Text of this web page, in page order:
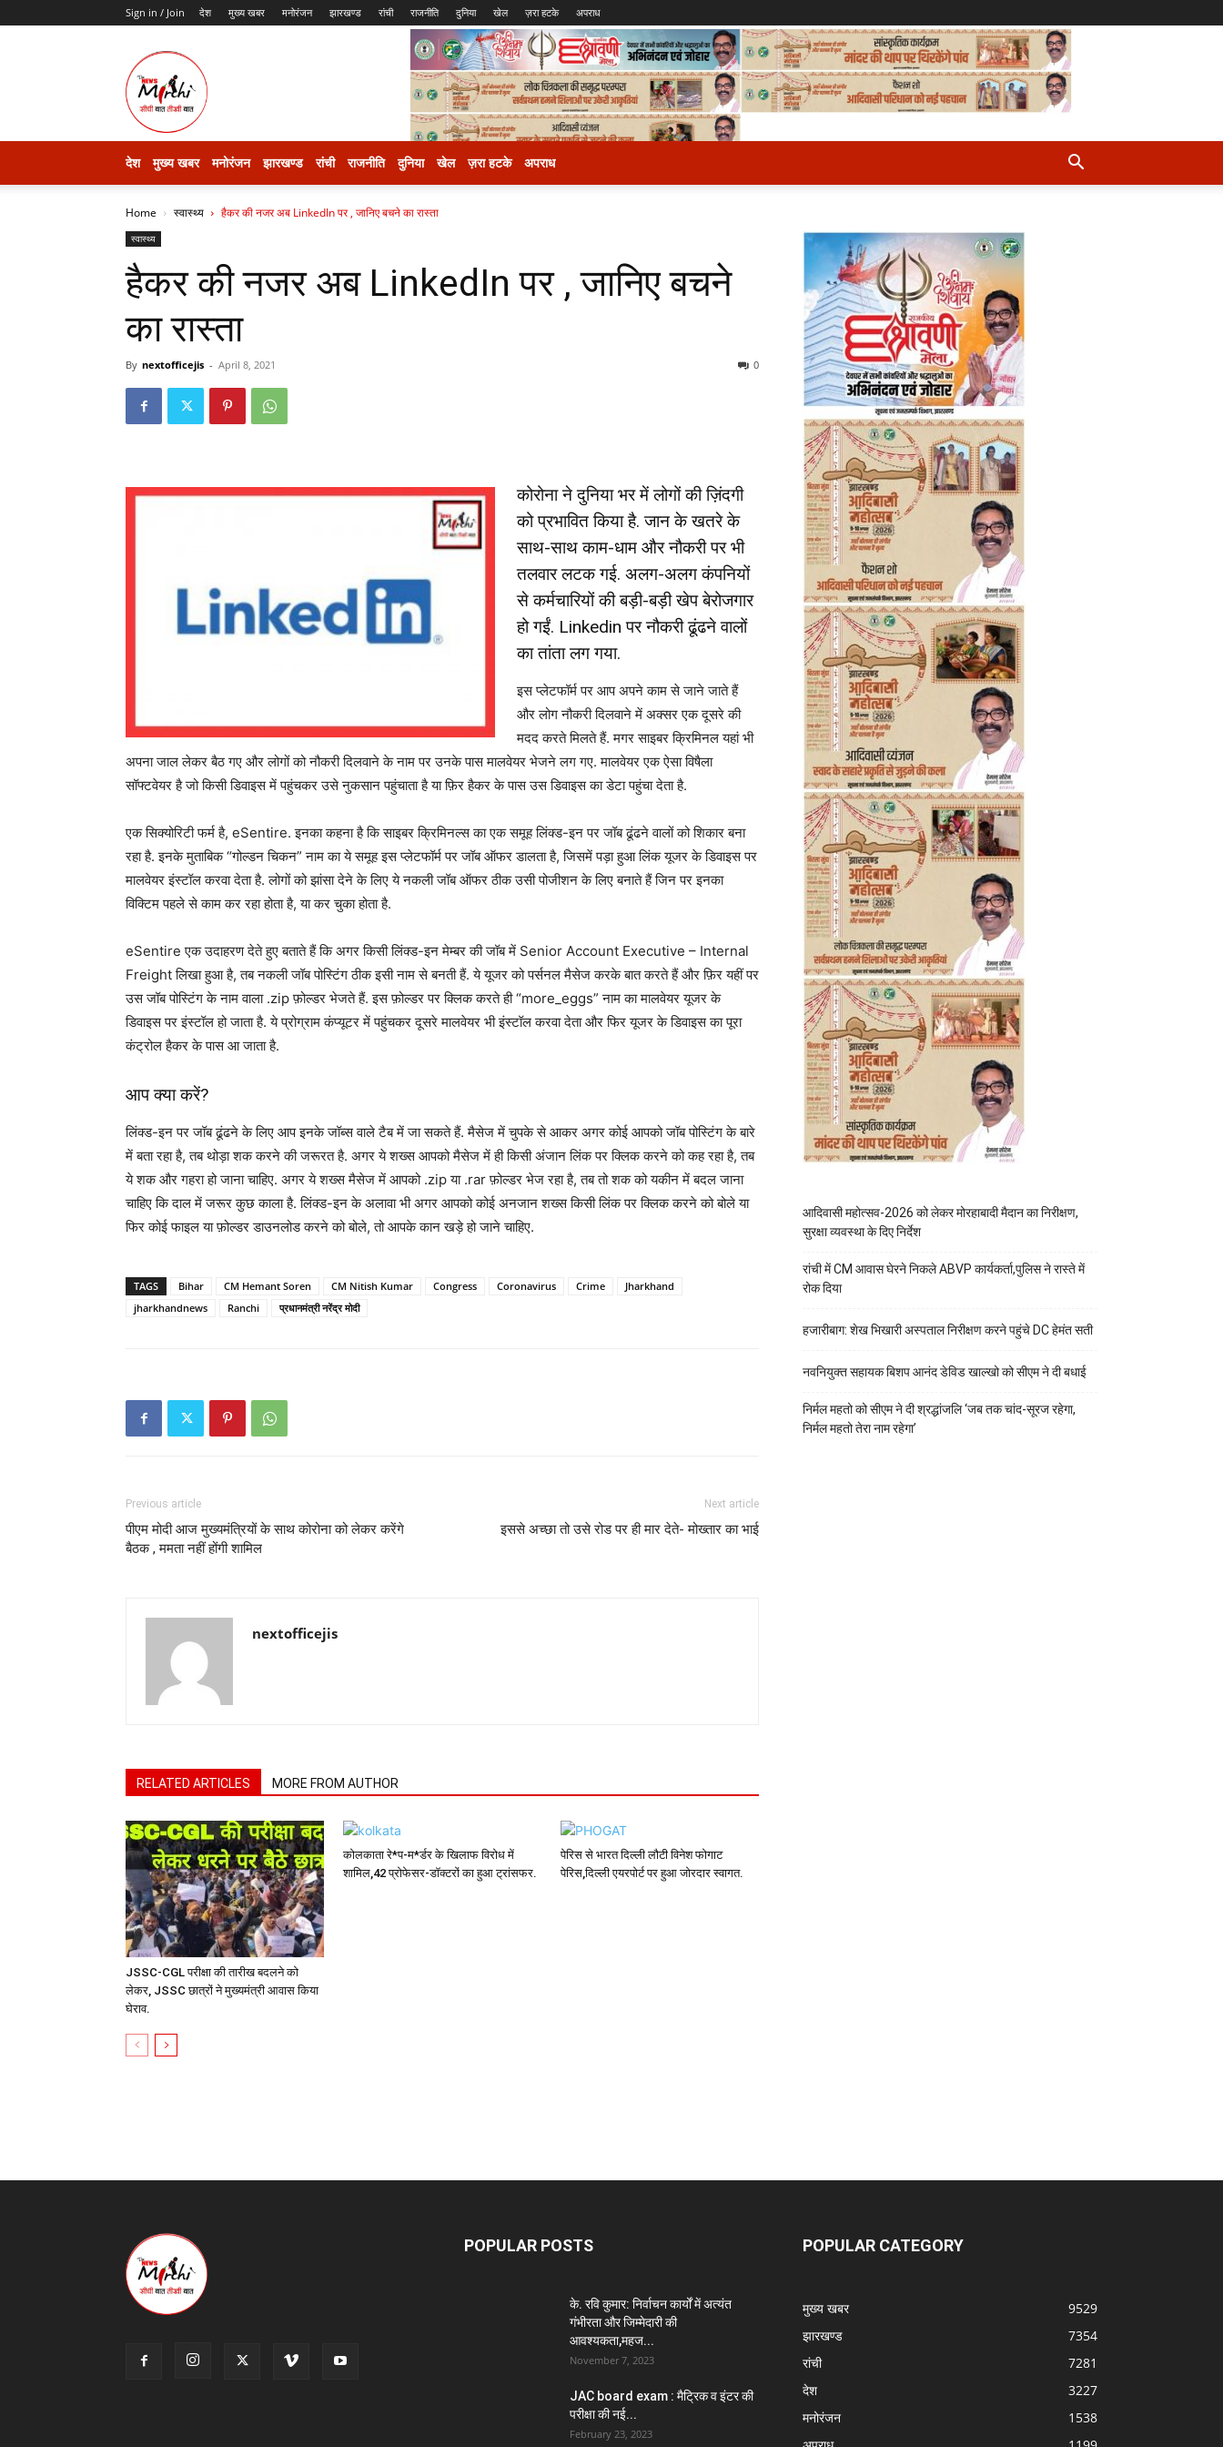
Sign in / Join देश मुख्य खबर मनोरंजन झारखण्ड रांची राजनीति दुनिया खेल ज़रा हटके अपराध
देश मुख्य खबर मनोरंजन झारखण्ड रांची राजनीति दुनिया खेल ज़रा हटके अपराध
Home स्वास्थ्य हैकर की नजर अब LinkedIn पर , जानिए बचने का रास्ता
स्वास्थ्य
हैकर की नजर अब LinkedIn पर , जानिए बचने
का रास्ता
By nextofficejis - April 8, 2021 0
कोरोना ने दुनिया भर में लोगों की ज़िंदगी
को प्रभावित किया है. जान के खतरे के
साथ-साथ काम-धाम और नौकरी पर भी
तलवार लटक गई. अलग-अलग कंपनियों
से कर्मचारियों की बड़ी-बड़ी खेप बेरोजगार
हो गईं. Linkedin पर नौकरी ढूंढने वालों
का तांता लग गया.
इस प्लेटफॉर्म पर आप अपने काम से जाने जाते हैं
और लोग नौकरी दिलवाने में अक्सर एक दूसरे की
मदद करते मिलते हैं. मगर साइबर क्रिमिनल यहां भी
अपना जाल लेकर बैठ गए और लोगों को नौकरी दिलवाने के नाम पर उनके पास मालवेयर भेजने लग गए. मालवेयर एक ऐसा विषैला
सॉफ्टवेयर है जो किसी डिवाइस में पहुंचकर उसे नुकसान पहुंचाता है या फ़िर हैकर के पास उस डिवाइस का डेटा पहुंचा देता है.
एक सिक्योरिटी फर्म है, eSentire. इनका कहना है कि साइबर क्रिमिनल्स का एक समूह लिंक्ड-इन पर जॉब ढूंढने वालों को शिकार बना
रहा है. इनके मुताबिक “गोल्डन चिकन” नाम का ये समूह इस प्लेटफॉर्म पर जॉब ऑफर डालता है, जिसमें पड़ा हुआ लिंक यूजर के डिवाइस पर
मालवेयर इंस्टॉल करवा देता है. लोगों को झांसा देने के लिए ये नकली जॉब ऑफर ठीक उसी पोजीशन के लिए बनाते हैं जिन पर इनका
विक्टिम पहले से काम कर रहा होता है, या कर चुका होता है.
eSentire एक उदाहरण देते हुए बताते हैं कि अगर किसी लिंक्ड-इन मेम्बर की जॉब में Senior Account Executive – Internal
Freight लिखा हुआ है, तब नकली जॉब पोस्टिंग ठीक इसी नाम से बनती हैं. ये यूजर को पर्सनल मैसेज करके बात करते हैं और फ़िर यहीं पर
उस जॉब पोस्टिंग के नाम वाला .zip फ़ोल्डर भेजते हैं. इस फ़ोल्डर पर क्लिक करते ही “more_eggs” नाम का मालवेयर यूजर के
डिवाइस पर इंस्टॉल हो जाता है. ये प्रोग्राम कंप्यूटर में पहुंचकर दूसरे मालवेयर भी इंस्टॉल करवा देता और फिर यूजर के डिवाइस का पूरा
कंट्रोल हैकर के पास आ जाता है.
आप क्या करें?
लिंक्ड-इन पर जॉब ढूंढने के लिए आप इनके जॉब्स वाले टैब में जा सकते हैं. मैसेज में चुपके से आकर अगर कोई आपको जॉब पोस्टिंग के बारे
में बता रहा है, तब थोड़ा शक करने की जरूरत है. अगर ये शख्स आपको मैसेज में ही किसी अंजान लिंक पर क्लिक करने को कह रहा है, तब
ये शक और गहरा हो जाना चाहिए. अगर ये शख्स मैसेज में आपको .zip या .rar फ़ोल्डर भेज रहा है, तब तो शक को यकीन में बदल जाना
चाहिए कि दाल में जरूर कुछ काला है. लिंक्ड-इन के अलावा भी अगर आपको कोई अनजान शख्स किसी लिंक पर क्लिक करने को बोले या
फिर कोई फाइल या फ़ोल्डर डाउनलोड करने को बोले, तो आपके कान खड़े हो जाने चाहिए.
TAGS Bihar CM Hemant Soren CM Nitish Kumar Congress Coronavirus Crime
Jharkhand
jharkhandnews
Ranchi प्रधानमंत्री नरेंद्र मोदी
Previous article
पीएम मोदी आज मुख्यमंत्रियों के साथ कोरोना को लेकर करेंगे
बैठक , ममता नहीं होंगी शामिल
Next article
इससे अच्छा तो उसे रोड पर ही मार देते- मोख्तार का भाई
nextofficejis
RELATED ARTICLES MORE FROM AUTHOR
JSSC-CGL परीक्षा की तारीख बदलने को
लेकर, JSSC छात्रों ने मुख्यमंत्री आवास किया
घेराव.
कोलकाता रे*प-म*र्डर के खिलाफ विरोध में
शामिल,42 प्रोफेसर-डॉक्टरों का हुआ ट्रांसफर.
पेरिस से भारत दिल्ली लौटी विनेश फोगाट
पेरिस,दिल्ली एयरपोर्ट पर हुआ जोरदार स्वागत.
आदिवासी महोत्सव-2026 को लेकर मोरहाबादी मैदान का निरीक्षण,
सुरक्षा व्यवस्था के दिए निर्देश
रांची में CM आवास घेरने निकले ABVP कार्यकर्ता,पुलिस ने रास्ते में
रोक दिया
हजारीबाग: शेख भिखारी अस्पताल निरीक्षण करने पहुंचे DC हेमंत सती
नवनियुक्त सहायक बिशप आनंद डेविड खाल्खो को सीएम ने दी बधाई
निर्मल महतो को सीएम ने दी श्रद्धांजलि ‘जब तक चांद-सूरज रहेगा,
निर्मल महतो तेरा नाम रहेगा’
POPULAR POSTS
के. रवि कुमार: निर्वाचन कार्यों में अत्यंत
गंभीरता और जिम्मेदारी की
आवश्यकता,महज...
November 7, 2023
JAC board exam : मैट्रिक व इंटर की
परीक्षा की नई...
February 23, 2023
POPULAR CATEGORY
मुख्य खबर
9529
झारखण्ड
7354
रांची
7281
देश
3227
मनोरंजन
1538